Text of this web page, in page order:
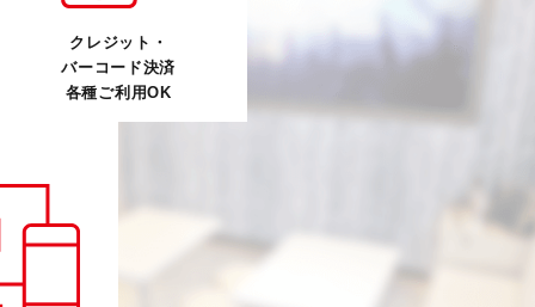
クレジット・
バーコード決済
各種ご利用OK